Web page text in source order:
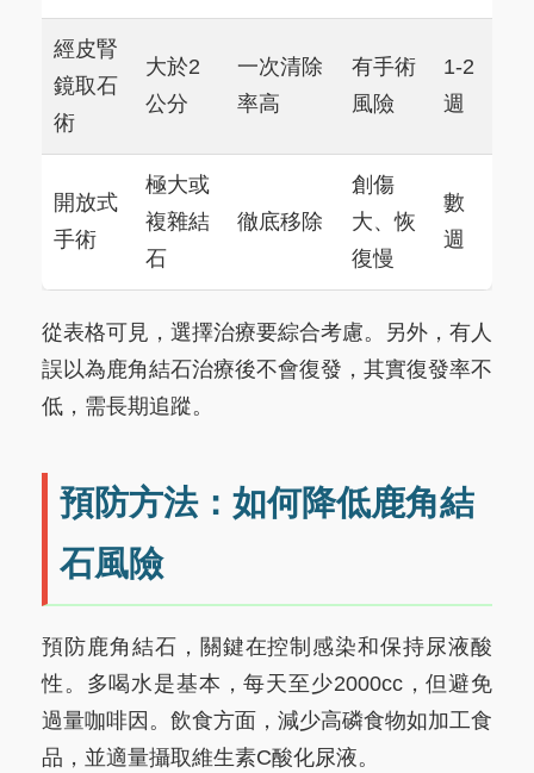
經皮腎
鏡取石
術
大於2
公分
一次清除
率高
有手術
風險
1-2
週
開放式
手術
極大或
複雜結
石
徹底移除
創傷
大、恢
復慢
數
週
從表格可見，選擇治療要綜合考慮。另外，有人
誤以為鹿角結石治療後不會復發，其實復發率不
低，需長期追蹤。
預防方法：如何降低鹿角結
石風險
預防鹿角結石，關鍵在控制感染和保持尿液酸
性。多喝水是基本，每天至少2000cc，但避免
過量咖啡因。飲食方面，減少高磷食物如加工食
品，並適量攝取維生素C酸化尿液。